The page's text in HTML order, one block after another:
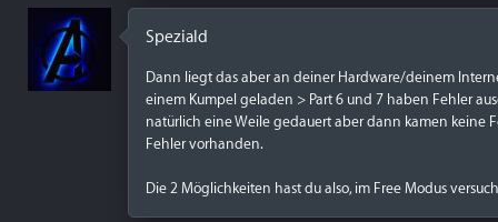
Speziald
Dann liegt das aber an deiner Hardware/deinem
einem Kumpel geladen > Part 6 und 7 haben Fehler
natürlich eine Weile gedauert aber dann kamen keine
Fehler vorhanden.
Die 2 Möglichkeiten hast du also, im Free Modus